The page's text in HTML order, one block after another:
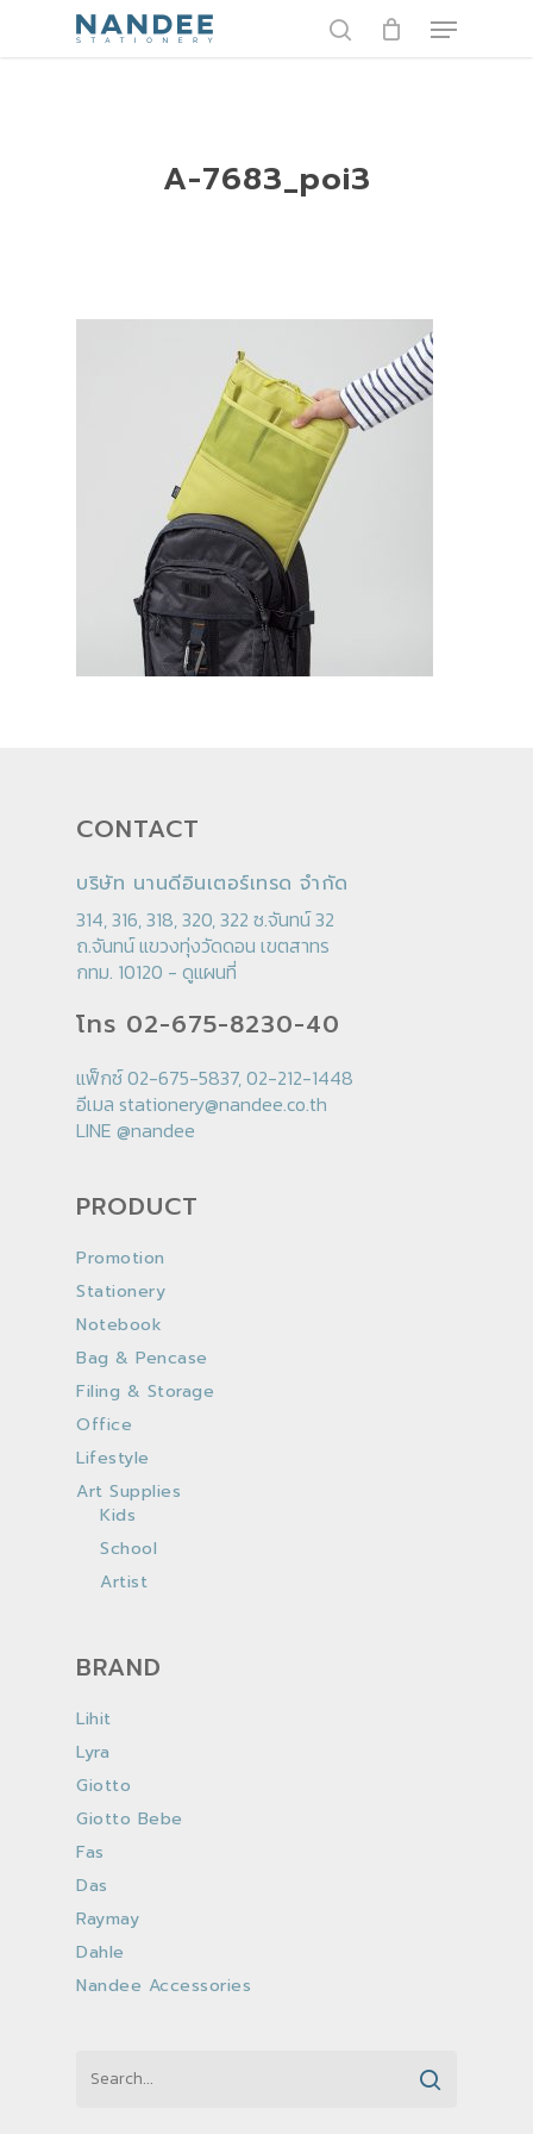
Menu
A-7683_poi3
CONTACT
บริษัท นานดีอินเตอร์เทรด จำกัด
314, 316, 318, 320, 322 ซ.จันทน์ 32
ถ.จันทน์ แขวงทุ่งวัดดอน เขตสาทร
กทม. 10120 - ดูแผนที่
โทร 02-675-8230-40
แฟ็กซ์ 02-675-5837, 02-212-1448
อีเมล stationery@nandee.co.th
LINE @nandee
PRODUCT
Promotion
Stationery
Notebook
Bag & Pencase
Filing & Storage
Office
Lifestyle
Art Supplies
Kids
School
Artist
BRAND
Lihit
Lyra
Giotto
Giotto Bebe
Fas
Das
Raymay
Dahle
Nandee Accessories